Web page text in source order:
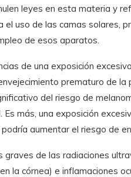
leyes en esta materia y
el uso de las camas solares,
de esos aparatos.
de una exposición
prematuro de
del riesgo de
Es más, una exposición
aumentar el riesgo de
graves de las radiaciones
la córnea) e inflamaciones